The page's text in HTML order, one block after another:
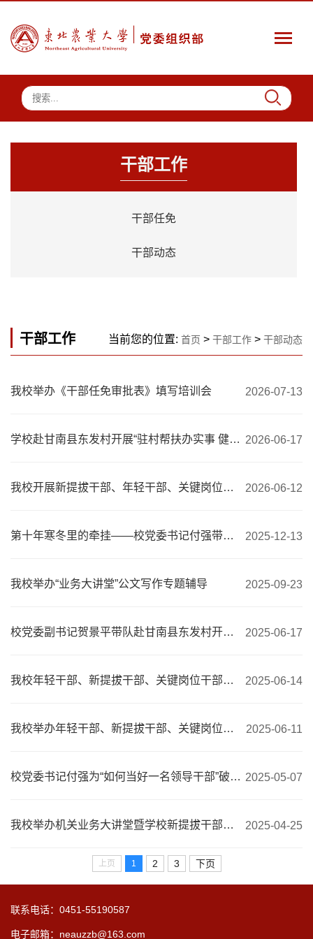
干部工作
干部任免
干部动态
干部工作 当前您的位置: 首页 > 干部工作 > 干部动态
我校举办《干部任免审批表》填写培训会 2026-07-13
学校赴甘南县东发村开展“驻村帮扶办实事 健康守护零距离”活动 2026-06-17
我校开展新提拔干部、年轻干部、关键岗位干部交流研讨暨教育培训会 2026-06-12
第十年寒冬里的牵挂——校党委书记付强带队看望驻村工作队 2025-12-13
我校举办“业务大讲堂”公文写作专题辅导 2025-09-23
校党委副书记贺景平带队赴甘南县东发村开展驻村工作队员轮换及慰问工作 2025-06-17
我校年轻干部、新提拔干部、关键岗位干部培训班圆满结束 2025-06-14
我校举办年轻干部、新提拔干部、关键岗位干部培训班开班式 2025-06-11
校党委书记付强为“如何当好一名领导干部”破题开方 2025-05-07
我校举办机关业务大讲堂暨学校新提拔干部、年轻干部培训会 2025-04-25
上页 1 2 3 下页
联系电话：0451-55190587
电子邮箱：neauzzb@163.com